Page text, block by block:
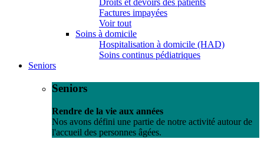
Droits et devoirs des patients
Factures impayées
Voir tout
Soins à domicile
Hospitalisation à domicile (HAD)
Soins continus pédiatriques
Seniors
Seniors
Rendre de la vie aux années
Nos avons défini une partie de notre activité autour de
l'accueil des personnes âgées.